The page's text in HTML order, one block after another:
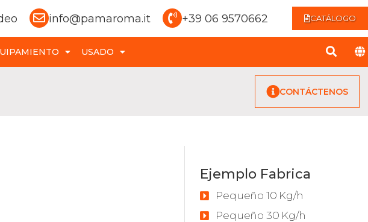
info@pamaroma.it +39 06 9570662 CATÁLOGO
USADO
CONTÁCTENOS
Ejemplo Fabrica
Pequeño 10 Kg/h
Pequeño 30 Kg/h